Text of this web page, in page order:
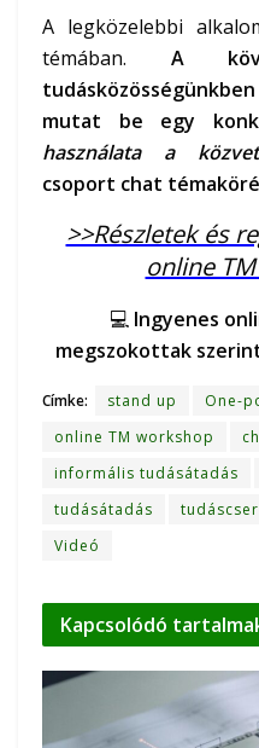
A legközelebbi
témában. A
mutat be egy
használata a
csoport chat
>>Részletek és
online
💻 Ingyenes
megszokottak
Címke: stand up One-
online TM workshop
informális tudásátadás
tudásátadás
Videó
Kapcsolódó